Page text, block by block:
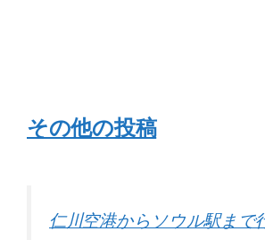
その他の投稿
仁川空港からソウル駅まで